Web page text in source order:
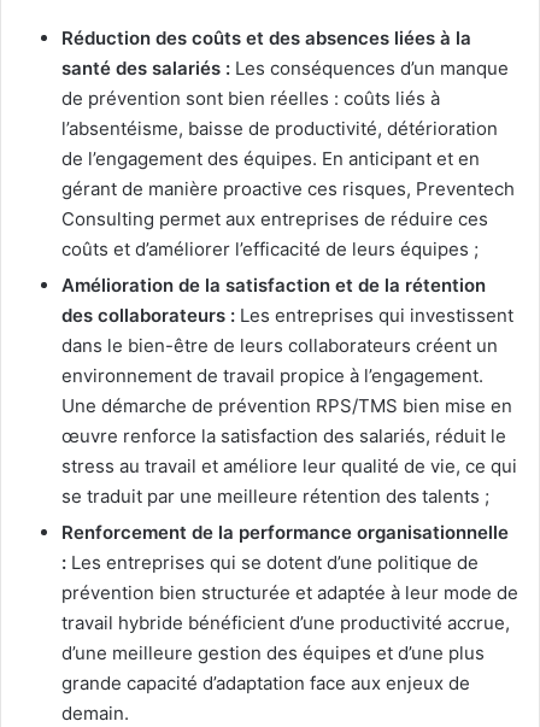
Réduction des coûts et des absences liées à la
santé des salariés : Les conséquences d’un manque
de prévention sont bien réelles : coûts liés à
l’absentéisme, baisse de productivité, détérioration
de l’engagement des équipes. En anticipant et en
gérant de manière proactive ces risques, Preventech
Consulting permet aux entreprises de réduire ces
coûts et d’améliorer l’efficacité de leurs équipes ;
Amélioration de la satisfaction et de la rétention
des collaborateurs : Les entreprises qui investissent
dans le bien-être de leurs collaborateurs créent un
environnement de travail propice à l’engagement.
Une démarche de prévention RPS/TMS bien mise en
œuvre renforce la satisfaction des salariés, réduit le
stress au travail et améliore leur qualité de vie, ce qui
se traduit par une meilleure rétention des talents ;
Renforcement de la performance organisationnelle
: Les entreprises qui se dotent d’une politique de
prévention bien structurée et adaptée à leur mode de
travail hybride bénéficient d’une productivité accrue,
d’une meilleure gestion des équipes et d’une plus
grande capacité d’adaptation face aux enjeux de
demain.